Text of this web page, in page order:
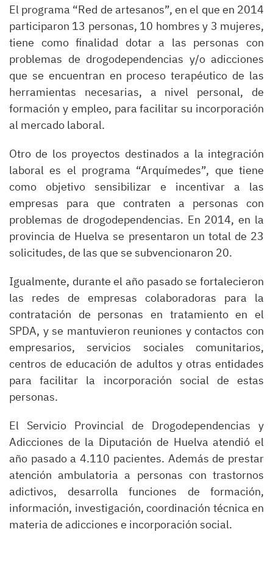
El programa “Red de artesanos”, en el que en 2014
participaron 13 personas, 10 hombres y 3 mujeres,
tiene como finalidad dotar a las personas con
problemas de drogodependencias y/o adicciones
que se encuentran en proceso terapéutico de las
herramientas necesarias, a nivel personal, de
formación y empleo, para facilitar su incorporación
al mercado laboral.
Otro de los proyectos destinados a la integración
laboral es el programa “Arquímedes”, que tiene
como objetivo sensibilizar e incentivar a las
empresas para que contraten a personas con
problemas de drogodependencias. En 2014, en la
provincia de Huelva se presentaron un total de 23
solicitudes, de las que se subvencionaron 20.
Igualmente, durante el año pasado se fortalecieron
las redes de empresas colaboradoras para la
contratación de personas en tratamiento en el
SPDA, y se mantuvieron reuniones y contactos con
empresarios, servicios sociales comunitarios,
centros de educación de adultos y otras entidades
para facilitar la incorporación social de estas
personas.
El Servicio Provincial de Drogodependencias y
Adicciones de la Diputación de Huelva atendió el
año pasado a 4.110 pacientes. Además de prestar
atención ambulatoria a personas con trastornos
adictivos, desarrolla funciones de formación,
información, investigación, coordinación técnica en
materia de adicciones e incorporación social.